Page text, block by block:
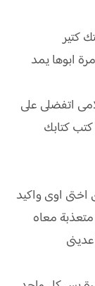
كتير
ابوها يمد
اتفضلى على
كتابك
اوى واكيد
معاه